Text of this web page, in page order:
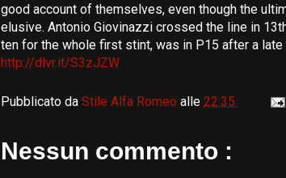
good account of themselves, even though the
elusive. Antonio Giovinazzi crossed the line in
ten for the whole first stint, was in P15 after a
http://dlvr.it/S3zJZW
Pubblicato da Stile Alfa Romeo alle 22:35
Nessun commento :